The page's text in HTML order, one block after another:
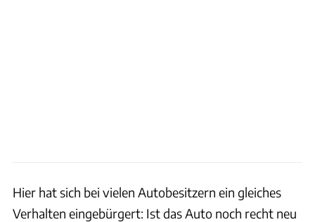
Hier hat sich bei vielen Autobesitzern ein gleiches
Verhalten eingebürgert: Ist das Auto noch recht neu